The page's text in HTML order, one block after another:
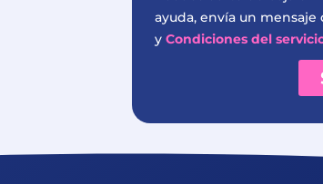
ayuda, envía un mensaje
y Condiciones del